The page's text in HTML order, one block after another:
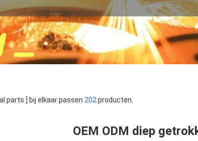
parts ] bij elkaar passen 202 producten.
OEM ODM diep